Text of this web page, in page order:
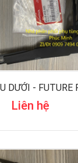
DƯỚI - FUTURE
Liên hệ